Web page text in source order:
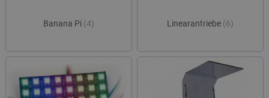
Banana Pi (4) Linearantriebe (6)